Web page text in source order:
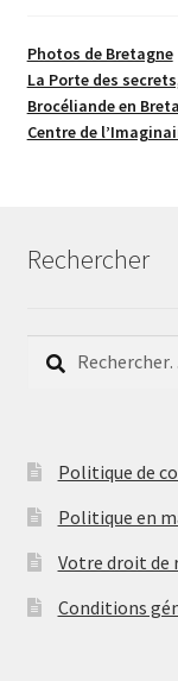
Photos de Bretagne
La Porte des
Brocéliande en
Centre de
Rechercher
Rechercher :
Politique de
Politique en
Votre droit
Conditions